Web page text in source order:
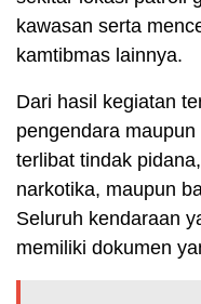
kawasan serta
kamtibmas lainnya.
Dari hasil kegiatan
pengendara
terlibat tindak
narkotika, maupun
Seluruh kendaraan
memiliki dokumen